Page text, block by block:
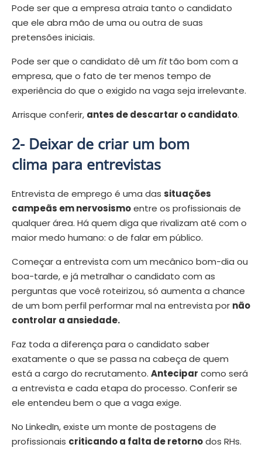
Pode ser que a empresa atraia tanto o candidato
que ele abra mão de uma ou outra de suas
pretensões iniciais.
Pode ser que o candidato dê um fittão bom com a
empresa, que o fato de ter menos tempo de
experiência do que o exigido na vaga seja irrelevante.
Arrisque conferir, antes de descartar o candidato.
2- Deixar de criar um bom
clima para entrevistas
Entrevista de emprego é uma das situações
campeãs em nervosismoentre os profissionais de
qualquer área. Há quem diga que rivalizam até com o
maior medo humano: o de falar em público.
Começar a entrevista com um mecânico bom-dia ou
boa-tarde, e já metralhar o candidato com as
perguntas que você roteirizou, só aumenta a chance
de um bom perfil performar mal na entrevista por não
controlar a ansiedade.
Faz toda a diferença para o candidato saber
exatamente o que se passa na cabeça de quem
está a cargo do recrutamento. Antecipar como será
a entrevista e cada etapa do processo. Conferir se
ele entendeu bem o que a vaga exige.
No LinkedIn, existe um monte de postagens de
profissionais criticando a falta de retornodos RHs.